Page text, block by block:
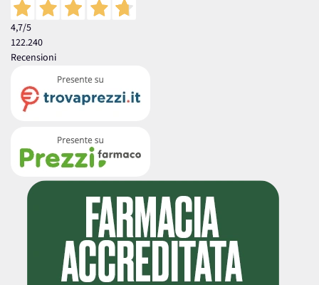
4,7/5
122.240
Recensioni